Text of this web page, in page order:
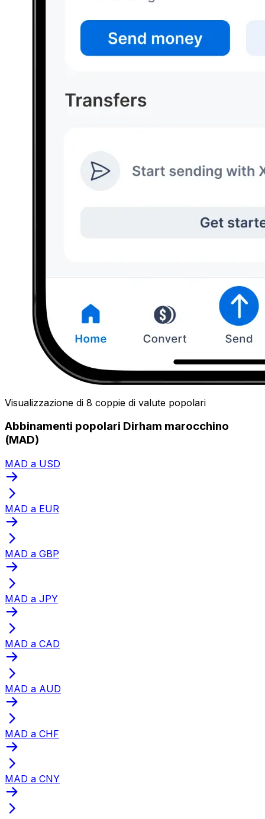
Visualizzazione di 8 coppie di valute popolari
Abbinamenti popolari Dirham marocchino
(MAD)
MAD a USD
MAD a EUR
MAD a GBP
MAD a JPY
MAD a CAD
MAD a AUD
MAD a CHF
MAD a CNY